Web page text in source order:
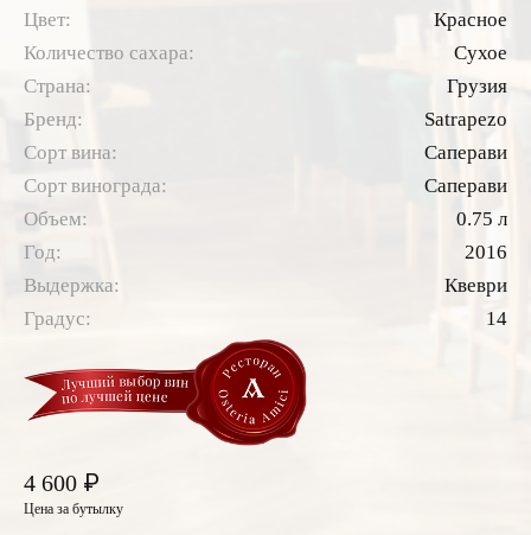
Цвет:
Красное
Количество сахара:
Сухое
Страна:
Грузия
Бренд:
Satrapezo
Сорт вина:
Саперави
Сорт винограда:
Саперави
Объем:
0.75 л
Год:
2016
Выдержка:
Квеври
Градус:
14
4 600 ₽
Цена за бутылку